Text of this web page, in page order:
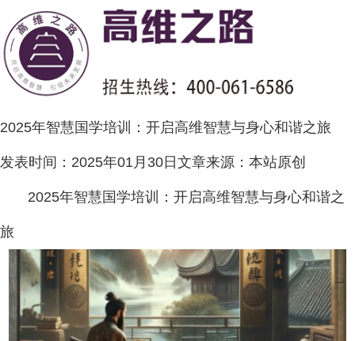
2025年智慧国学培训：开启高维智慧与身心和谐之旅
发表时间： 2025年01月30日 文章来源： 本站原创
2025年智慧国学培训：开启高维智慧与身心和谐之
旅